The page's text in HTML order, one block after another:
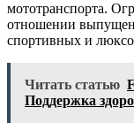
мототранспорта.
отношении
спортивных и
Читать статью
Поддержка